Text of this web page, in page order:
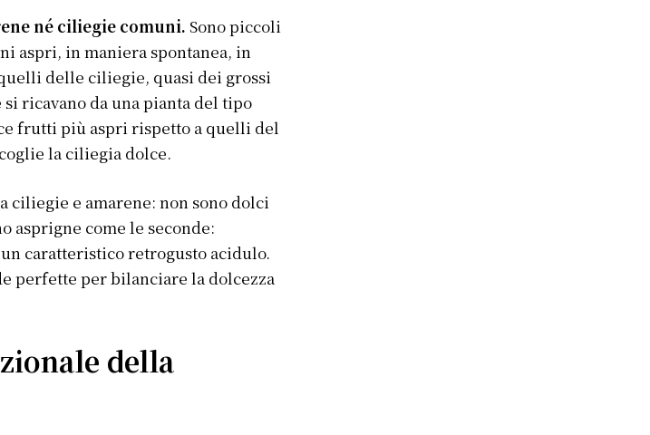
né ciliegie comuni. Sono piccoli
aspri, in maniera spontanea, in
delle ciliegie, quasi dei grossi
ricavano da una pianta del tipo
frutti più aspri rispetto a quelli del
la ciliegia dolce.
ciliegie e amarene: non sono dolci
asprigne come le seconde:
caratteristico retrogusto acidulo.
perfette per bilanciare la dolcezza
della